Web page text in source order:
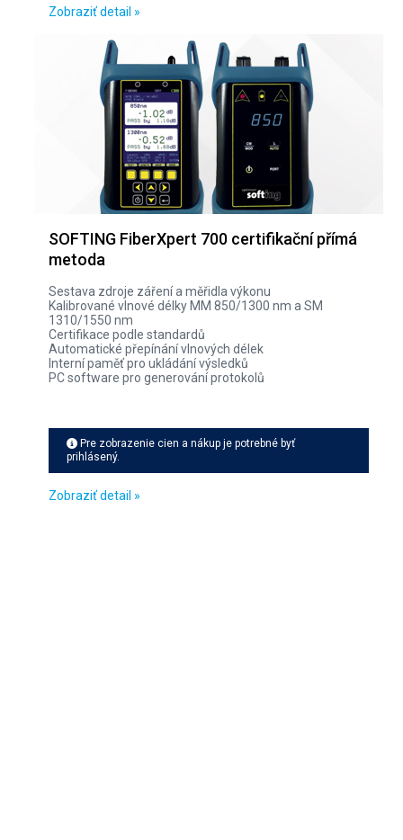
Zobraziť detail »
SOFTING FiberXpert 700 certifikační přímá
metoda
Sestava zdroje záření a měřidla výkonu
Kalibrované vlnové délky MM 850/1300 nm a SM
1310/1550 nm
Certifikace podle standardů
Automatické přepínání vlnových délek
Interní paměť pro ukládání výsledků
PC software pro generování protokolů
Pre zobrazenie cien a nákup je potrebné byť
prihlásený.
Zobraziť detail »